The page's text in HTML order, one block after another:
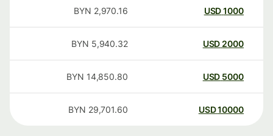
1000
USD
2,970.16
BYN
2000
USD
5,940.32
BYN
5000
USD
14,850.80
BYN
10000
USD
29,701.60
BYN